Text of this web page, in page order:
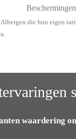
die hun eigen
waardering